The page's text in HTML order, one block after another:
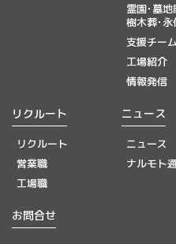
霊園･墓地
樹木葬･永
支援チーム
工場紹介
情報発信
リクルート
リクルート
営業職
工場職
ニュース
ニュース
ナルモト
お問合せ